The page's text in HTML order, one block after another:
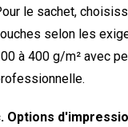
le sachet,
selon les
à 400 g/m² avec
Options